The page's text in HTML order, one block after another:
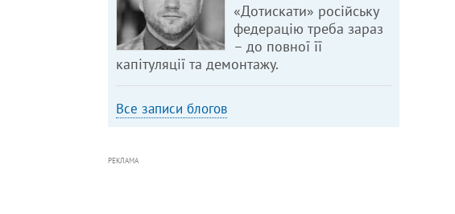
«Дотискати» російську
федерацію треба зараз
– до повної її
капітуляції та демонтажу.
Все записи блогов
РЕКЛАМА